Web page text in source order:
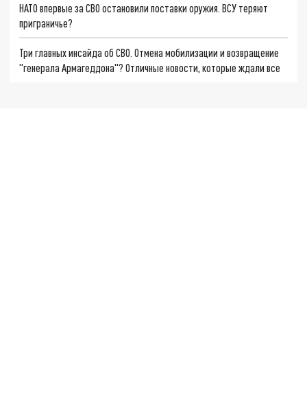
НАТО впервые за СВО остановили поставки оружия. ВСУ теряют
приграничье?
Три главных инсайда об СВО. Отмена мобилизации и возвращение
"генерала Армагеддона"? Отличные новости, которые ждали все